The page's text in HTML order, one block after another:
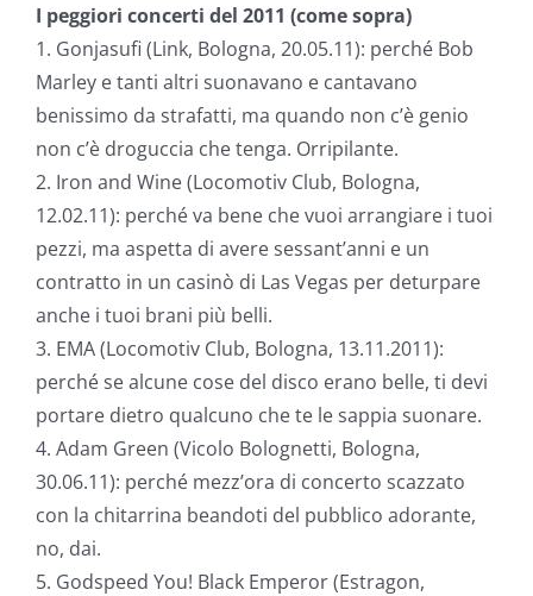
I peggiori concerti del 2011 (come sopra)
1. Gonjasufi (Link, Bologna, 20.05.11): perché Bob
Marley e tanti altri suonavano e cantavano
benissimo da strafatti, ma quando non c’è genio
non c’è droguccia che tenga. Orripilante.
2. Iron and Wine (Locomotiv Club, Bologna,
12.02.11): perché va bene che vuoi arrangiare i tuoi
pezzi, ma aspetta di avere sessant’anni e un
contratto in un casinò di Las Vegas per deturpare
anche i tuoi brani più belli.
3. EMA (Locomotiv Club, Bologna, 13.11.2011):
perché se alcune cose del disco erano belle, ti devi
portare dietro qualcuno che te le sappia suonare.
4. Adam Green (Vicolo Bolognetti, Bologna,
30.06.11): perché mezz’ora di concerto scazzato
con la chitarrina beandoti del pubblico adorante,
no, dai.
5. Godspeed You! Black Emperor (Estragon,